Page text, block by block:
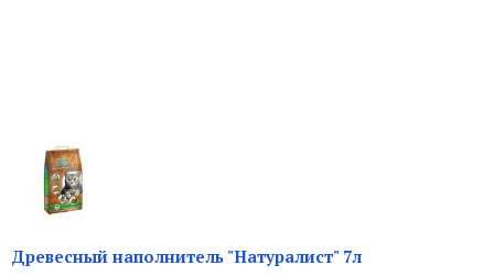
Древесный наполнитель "Натуралист" 7л